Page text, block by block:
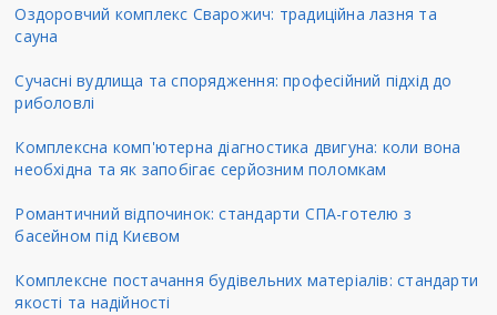
Оздоровчий комплекс Сварожич: традиційна лазня та
сауна
Сучасні вудлища та спорядження: професійний підхід до
риболовлі
Комплексна комп'ютерна діагностика двигуна: коли вона
необхідна та як запобігає серйозним поломкам
Романтичний відпочинок: стандарти СПА-готелю з
басейном під Києвом
Комплексне постачання будівельних матеріалів: стандарти
якості та надійності